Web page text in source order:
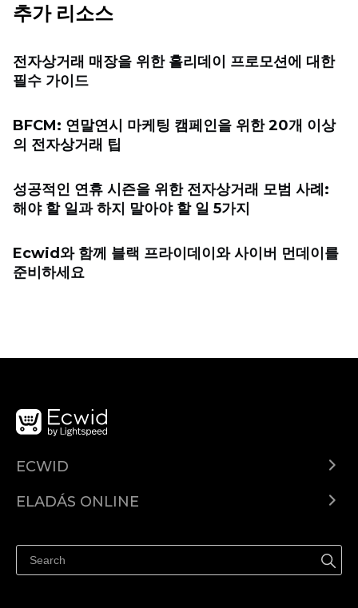
추가 리소스
전자상거래 매장을 위한 홀리데이 프로모션에 대한
필수 가이드
BFCM: 연말연시 마케팅 캠페인을 위한 20개 이상
의 전자상거래 팁
성공적인 연휴 시즌을 위한 전자상거래 모범 사례:
해야 할 일과 하지 말아야 할 일 5가지
Ecwid와 함께 블랙 프라이데이와 사이버 먼데이를
준비하세요
ECWID
Árkalkuláció
ELADÁS ONLINE
Eladás a Facebookon
Eladás Instagramon